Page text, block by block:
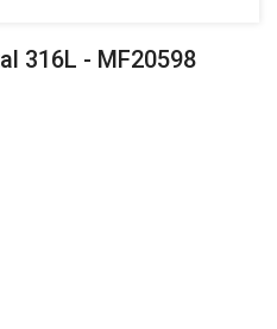
316L - MF20598